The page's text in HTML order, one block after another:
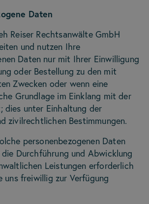
Daten
Reiser Rechtsanwälte GmbH
und nutzen Ihre
Daten nur mit Ihrer Einwilligung
oder Bestellung zu den mit
Zwecken oder wenn eine
Grundlage im Einklang mit der
dies unter Einhaltung der
zivilrechtlichen Bestimmungen.
personenbezogenen Daten
Durchführung und Abwicklung
Leistungen erforderlich
uns freiwillig zur Verfügung